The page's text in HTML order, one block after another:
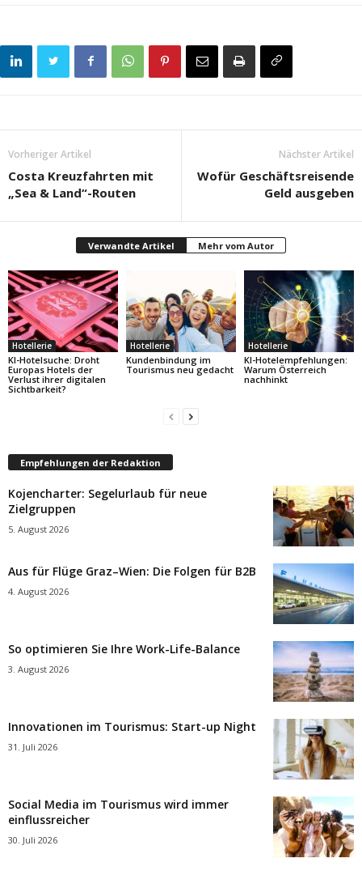
Vorheriger Artikel
Costa Kreuzfahrten mit
„Sea & Land“-Routen
Nächster Artikel
Wofür Geschäftsreisende
Geld ausgeben
Verwandte Artikel Mehr vom Autor
Hotellerie
KI-Hotelsuche: Droht
Europas Hotels der
Verlust ihrer digitalen
Sichtbarkeit?
Hotellerie
Kundenbindung im
Tourismus neu gedacht
Hotellerie
KI-Hotelempfehlungen:
Warum Österreich
nachhinkt
Empfehlungen der Redaktion
Kojencharter: Segelurlaub für neue
Zielgruppen
5. August 2026
Aus für Flüge Graz–Wien: Die Folgen für B2B
4. August 2026
So optimieren Sie Ihre Work-Life-Balance
3. August 2026
Innovationen im Tourismus: Start-up Night
31. Juli 2026
Social Media im Tourismus wird immer
einflussreicher
30. Juli 2026